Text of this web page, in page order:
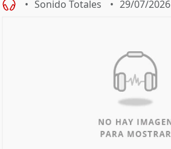
Sonido Totales 29/07/2026